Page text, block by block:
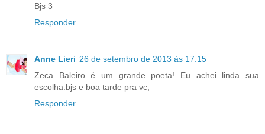
Bjs 3
Responder
Anne Lieri 26 de setembro de 2013 às 17:15
Zeca Baleiro é um grande poeta! Eu achei linda sua
escolha.bjs e boa tarde pra vc,
Responder